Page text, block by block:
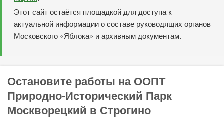
Этот сайт остаётся площадкой для доступа к
актуальной информации о составе руководящих органов
Московского «Яблока» и архивным документам.
Остановите работы на ООПТ
Природно-Исторический Парк
Москворецкий в Строгино